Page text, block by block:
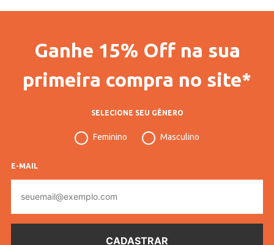
Ganhe 15% Off na sua
primeira compra no site*
SELECIONE SEU GÊNERO
Feminino Masculino
E-MAIL
mail